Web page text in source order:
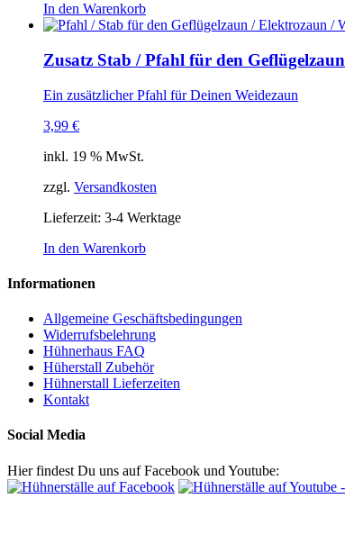
In den Warenkorb
Zusatz Stab / Pfahl für den Geflügelzaun
Ein zusätzlicher Pfahl für Deinen Weidezaun
3,99 €
inkl. 19 % MwSt.
zzgl. Versandkosten
Lieferzeit: 3-4 Werktage
In den Warenkorb
Informationen
Allgemeine Geschäftsbedingungen
Widerrufsbelehrung
Hühnerhaus FAQ
Hüherstall Zubehör
Hühnerstall Lieferzeiten
Kontakt
Social Media
Hier findest Du uns auf Facebook und Youtube: